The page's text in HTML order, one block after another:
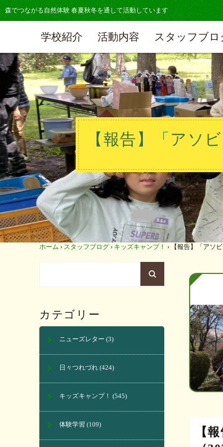
森でつながる自然体験 春夏秋冬を通して活動しています
学校紹介 活動内容 スタッフブロ
【報告】「アソ
ホーム › スタッフブログ › キッズキャンプ！ › 【報告】「アソ
【
カテゴリー
ニューズレター (3)
日々つれづれ (424)
キッズキャンプ！ (545)
体験学習 (109)